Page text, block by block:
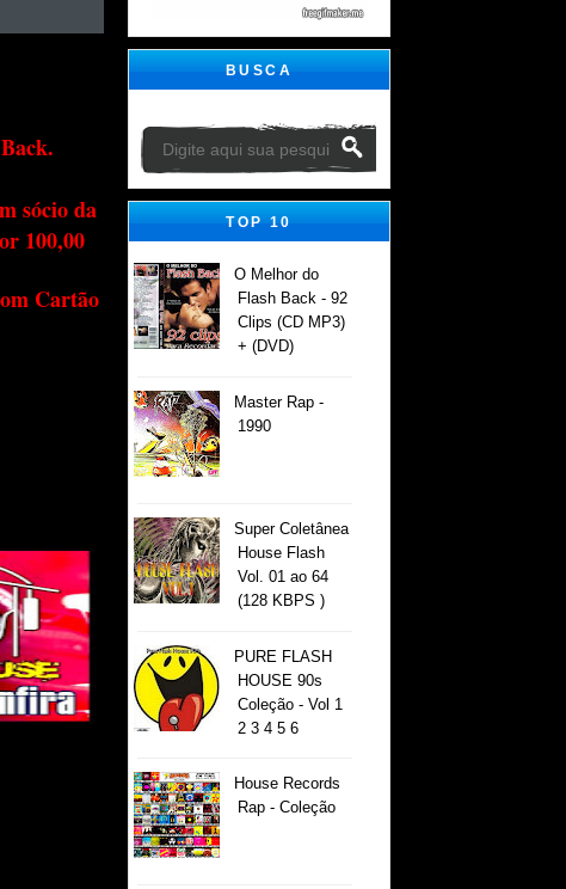
sócio da
100,00
Cartão
BUSCA
TOP 10
O Melhor do
Flash Back - 92
Clips (CD MP3)
+ (DVD)
Master Rap -
1990
Super Coletânea
House Flash
Vol. 01 ao 64
(128 KBPS )
PURE FLASH
HOUSE 90s
Coleção - Vol 1
2 3 4 5 6
House Records
Rap - Coleção